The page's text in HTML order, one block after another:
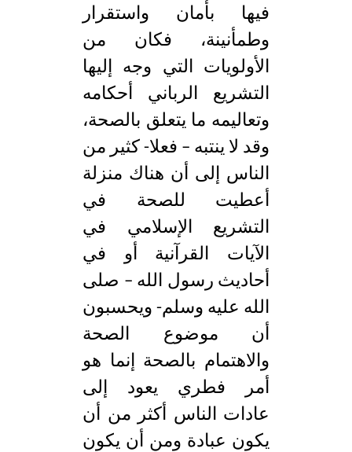
فيها بأمان واستقرار
وطمأنينة، فكان من
الأولويات التي وجه إليها
التشريع الرباني أحكامه
وتعاليمه ما يتعلق بالصحة،
وقد لا ينتبه – فعلا- كثير من
الناس إلى أن هناك منزلة
أعطيت للصحة في
التشريع الإسلامي في
الآيات القرآنية أو في
أحاديث رسول الله – صلى
الله عليه وسلم- ويحسبون
أن موضوع الصحة
والاهتمام بالصحة إنما هو
أمر فطري يعود إلى
عادات الناس أكثر من أن
يكون عبادة ومن أن يكون